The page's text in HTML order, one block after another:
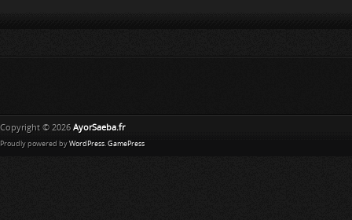
Copyright © 2026 AyorSaeba.fr
Proudly powered by WordPress. GamePress